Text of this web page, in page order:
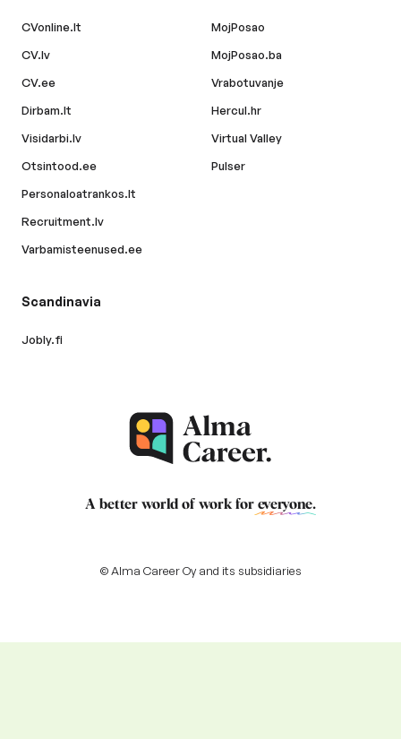
CVonline.lt
CV.lv
CV.ee
Dirbam.lt
Visidarbi.lv
Otsintood.ee
Personaloatrankos.lt
Recruitment.lv
Varbamisteenused.ee
MojPosao
MojPosao.ba
Vrabotuvanje
Hercul.hr
Virtual Valley
Pulser
Scandinavia
Jobly.fi
A better world of work for everyone.
© Alma Career Oy and its subsidiaries